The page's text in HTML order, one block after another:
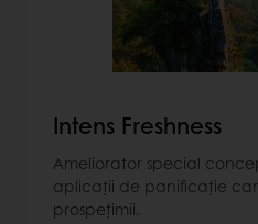
Intens Freshness
Ameliorator special
aplicații de panificație
prospețimii.